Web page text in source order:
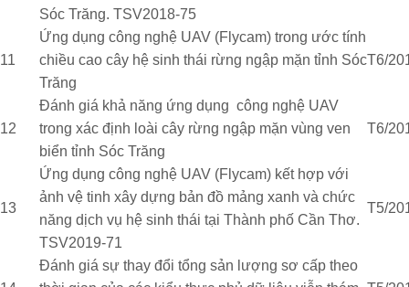
Sóc Trăng. TSV2018-75
11
Ứng dụng công nghệ UAV (Flycam) trong ước tính
chiều cao cây hệ sinh thái rừng ngập mặn tỉnh Sóc
Trăng
T6/
12
Đánh giá khả năng ứng dụng công nghệ UAV
trong xác định loài cây rừng ngập mặn vùng ven
biển tỉnh Sóc Trăng
T6/
13
Ứng dụng công nghệ UAV (Flycam) kết hợp với
ảnh vệ tinh xây dựng bản đồ mảng xanh và chức
năng dịch vụ hệ sinh thái tại Thành phố Cần Thơ.
TSV2019-71
T5/
Đánh giá sự thay đổi tổng sản lượng sơ cấp theo